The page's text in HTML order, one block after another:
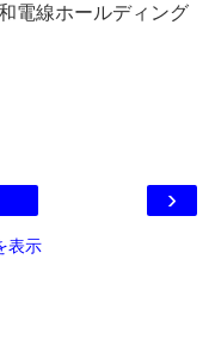
電線ホールディング
›
表示